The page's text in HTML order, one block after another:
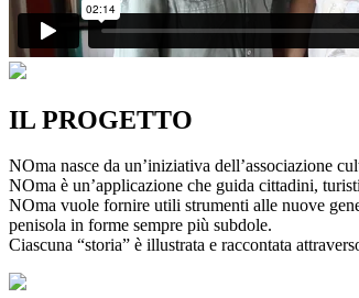
IL PROGETTO
NOma nasce da un’iniziativa dell’associazione
NOma è un’applicazione che guida cittadini,
NOma vuole fornire utili strumenti alle nuove
penisola in forme sempre più subdole.
Ciascuna “storia” è illustrata e raccontata